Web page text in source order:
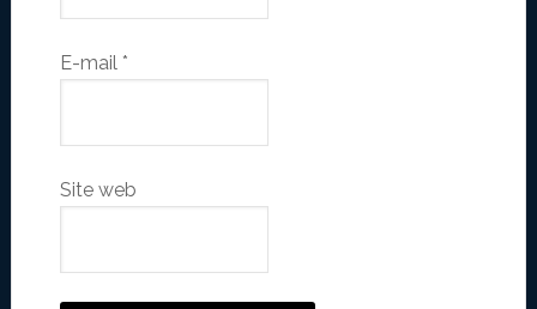
E-mail *
Site web